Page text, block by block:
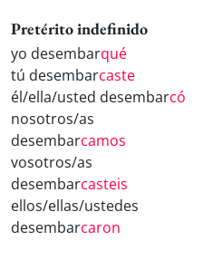
Pretérito indefinido
yo desembarqué
tú desembarcaste
él/ella/usted desembarcó
nosotros/as
desembarcamos
vosotros/as
desembarcasteis
ellos/ellas/ustedes
desembarcaron